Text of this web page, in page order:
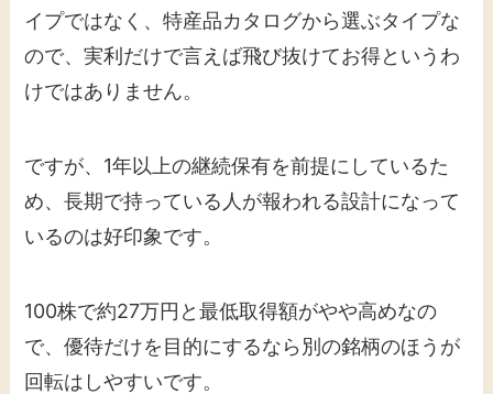
イプではなく、特産品カタログから選ぶタイプな
ので、実利だけで言えば飛び抜けてお得というわ
けではありません。
ですが、1年以上の継続保有を前提にしているた
め、長期で持っている人が報われる設計になって
いるのは好印象です。
100株で約27万円と最低取得額がやや高めなの
で、優待だけを目的にするなら別の銘柄のほうが
回転はしやすいです。